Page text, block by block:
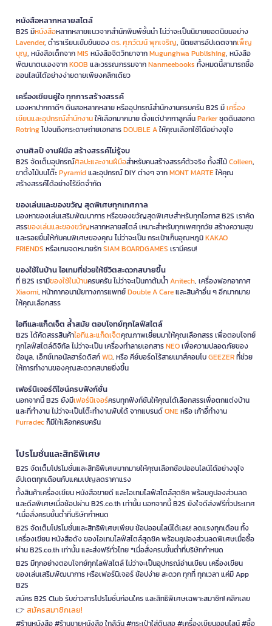
หนังสือหลากหลายสไตล์
B2S มีหนังสือหลากหลายแนวจากสำนักพิมพ์ชั้นนำ ไม่ว่าจะเป็นนิยายยอดนิยมอย่าง
Lavender, ตำราเรียนเข้มข้นของดร. ศุภวัฒน์ พุกเจริญ, นิตยสารอัปเดตจากเพ็ญ
บุญ, หนังสือเด็กจากMIS หนังสือจิตวิทยาจากMugunghwa Publishing, หนังสือ
พัฒนาตนเองจากKOOB และวรรณกรรมจากNanmeebooks ทั้งหมดนี้สามารถซื้อ
ออนไลน์ได้อย่างง่ายดายเพียงคลิกเดียว
เครื่องเขียนคู่ใจ ทุกการสร้างสรรค์
มองหาปากกาดีๆ ดินสอหลากหลาย หรืออุปกรณ์สำนักงานครบครัน B2S มีเครื่อง
เขียนและอุปกรณ์สำนักงานให้เลือกมากมาย ตั้งแต่ปากกาลูกลื่นParkerชุดดินสอกด
Rotringไปจนถึงกระดาษถ่ายเอกสารDOUBLE Aให้คุณเลือกใช้ได้อย่างจุใจ
งานศิลป์ งานฝีมือ สร้างสรรค์ไม่รู้จบ
B2S จัดเต็มอุปกรณ์ศิลปะและงานฝีมือสำหรับคนสร้างสรรค์ตัวจริง ทั้งสีไม้Colleen,
ขาตั้งไม้บนโต๊ะPyramidและอุปกรณ์ DIY ต่างๆ จากMONT MARTEให้คุณ
สร้างสรรค์ได้อย่างไร้ขีดจำกัด
ของเล่นและของขวัญ สุดพิเศษทุกเทศกาล
มองหาของเล่นเสริมพัฒนาการ หรือของขวัญสุดพิเศษสำหรับทุกโอกาส B2S เราคัด
สรรของเล่นและของขวัญหลากหลายสไตล์ เหมาะสำหรับทุกเพศทุกวัย สร้างความสุข
และรอยยิ้มให้กับคนพิเศษของคุณ ไม่ว่าจะเป็น กระเป๋าเก็บอุณหภูมิKAKAO
FRIENDS หรือเกมจดหมายรักSIAM BOARDGAMES เรามีครบ!
ของใช้ในบ้าน ไอเทมที่ช่วยให้ชีวิตสะดวกสบายขึ้น
ที่ B2S เรามีของใช้ในบ้านครบครัน ไม่ว่าจะเป็นกาต้มน้ำAnitech, เครื่องฟอกอากาศ
Xiaomi, หน้ากากอนามัยทางการแพทย์Double A Careและสินค้าอื่น ๆ อีกมากมาย
ให้คุณเลือกสรร
ไอทีและแก็ดเจ็ต ล้ำสมัย ตอบโจทย์ทุกไลฟ์สไตล์
B2S ได้คัดสรรสินค้าไอทีและแก็ดเจ็ตคุณภาพเยี่ยมมาให้คุณเลือกสรร เพื่อตอบโจทย์
ทุกไลฟ์สไตล์ดิจิทัล ไม่ว่าจะเป็น เครื่องทำลายเอกสารNEOเพื่อความปลอดภัยของ
ข้อมูล, เอ็กซ์เทอนัลฮาร์ดดิสก์WD, หรือ คีย์บอร์ดไร้สายเมาส์คอมโบGEEZERที่ช่วย
ให้การทำงานของคุณสะดวกสบายยิ่งขึ้น
เฟอร์นิเจอร์ดีไซน์ครบฟังก์ชั่น
นอกจากนี้ B2S ยังมีเฟอร์นิเจอร์ครบทุกฟังก์ชันให้คุณได้เลือกสรรเพื่อตกแต่งบ้าน
และที่ทำงาน ไม่ว่าจะเป็นโต๊ะทำงานพับได้ จากแบรนด์ONEหรือ เก้าอี้ทำงาน
Furradecก็มีให้เลือกครบครัน
โปรโมชั่นและสิทธิพิเศษ
B2S จัดเต็มโปรโมชั่นและสิทธิพิเศษมากมายให้คุณเลือกช้อปออนไลน์ได้อย่างจุใจ
อัปเดตทุกเดือนกับแคมเปญลดราคาแรง
ทั้งสินค้าเครื่องเขียน หนังสือขายดี และไอเทมไลฟ์สไตล์สุดชิค พร้อมคูปองส่วนลด
และดีลพิเศษเมื่อช้อปผ่าน B2S.co.th เท่านั้น นอกจากนี้ B2S ยังใจดีส่งฟรีทั่วประเทศ
*เมื่อสั่งครบขั้นต่ำที่บริษัทกำหนด
B2S จัดเต็มโปรโมชั่นและสิทธิพิเศษเพียบ ช้อปออนไลน์ได้เลย! ลดแรงทุกเดือน ทั้ง
เครื่องเขียน หนังสือดัง ของไอเทมไลฟ์สไตล์สุดชิค พร้อมคูปองส่วนลดพิเศษเมื่อซื้อ
ผ่าน B2S.co.th เท่านั้น และส่งฟรีทั่วไทย *เมื่อสั่งครบขั้นต่ำที่บริษัทกำหนด
B2S มีทุกอย่างตอบโจทย์ทุกไลฟ์สไตล์ ไม่ว่าจะเป็นอุปกรณ์อ่านเขียน เครื่องเขียน
ของเล่นเสริมพัฒนาการ หรือเฟอร์นิเจอร์ ช้อปง่าย สะดวก ทุกที่ ทุกเวลา แค่มี App
B2S
สมัคร B2S Club รับข่าวสารโปรโมชั่นก่อนใคร และสิทธิพิเศษเฉพาะสมาชิก! คลิกเลย
👉 สมัครสมาชิกเลย!
#ร้านหนังสือ #ร้านขายหนังสือ ใกล้ฉัน #กระเป๋าใส่ดินสอ #เครื่องเขียนออนไลน์ #ซื้อ